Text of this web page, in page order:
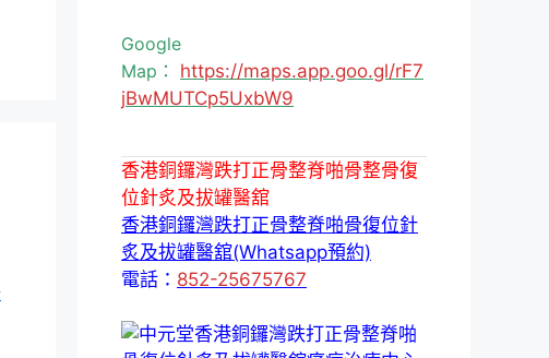
Google
Map： https://maps.app.goo.gl/rF7
jBwMUTCp5UxbW9
香港銅鑼灣跌打正骨整脊啪骨整骨復
位針炙及拔罐醫舘
香港銅鑼灣跌打正骨整脊啪骨復位針
炙及拔罐醫舘(Whatsapp預約)
電話： 852-25675767